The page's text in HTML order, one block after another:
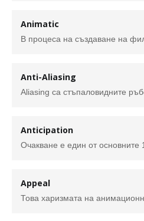
Animatic
Anti-Aliasing
Anticipation
Appeal